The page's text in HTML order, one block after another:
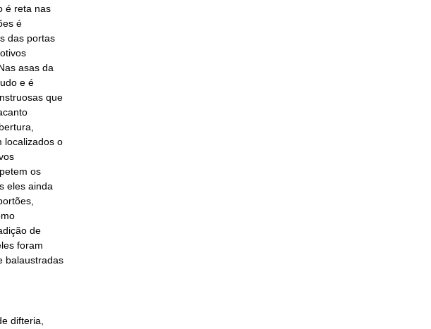
é reta nas
é
das portas
asas da
e é
que
localizados o
os
eles ainda
de
foram
balaustradas
difteria,